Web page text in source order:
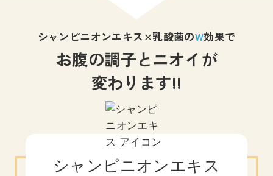
シャンピニオンエキス×乳酸菌のW効果で
お腹の調子とニオイが
変わります!!
シャンピニオンエキス